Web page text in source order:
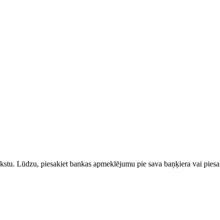
Lūdzu, piesakiet bankas apmeklējumu pie sava baņķiera vai